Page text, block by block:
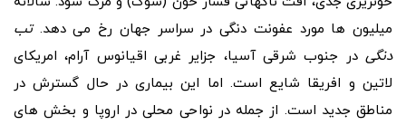
میلیون ها مورد عفونت دنگی در سراسر جهان رخ می دهد.تب
دنگی در جنوب شرقی آسیا، جزایر غربی اقیانوس آرام، امریکای
لاتین و افریقا شایع است. اما این بیماری در حال گسترش در
مناطق جدید است. از جمله در نواحی محلی در اروپا و بخش های